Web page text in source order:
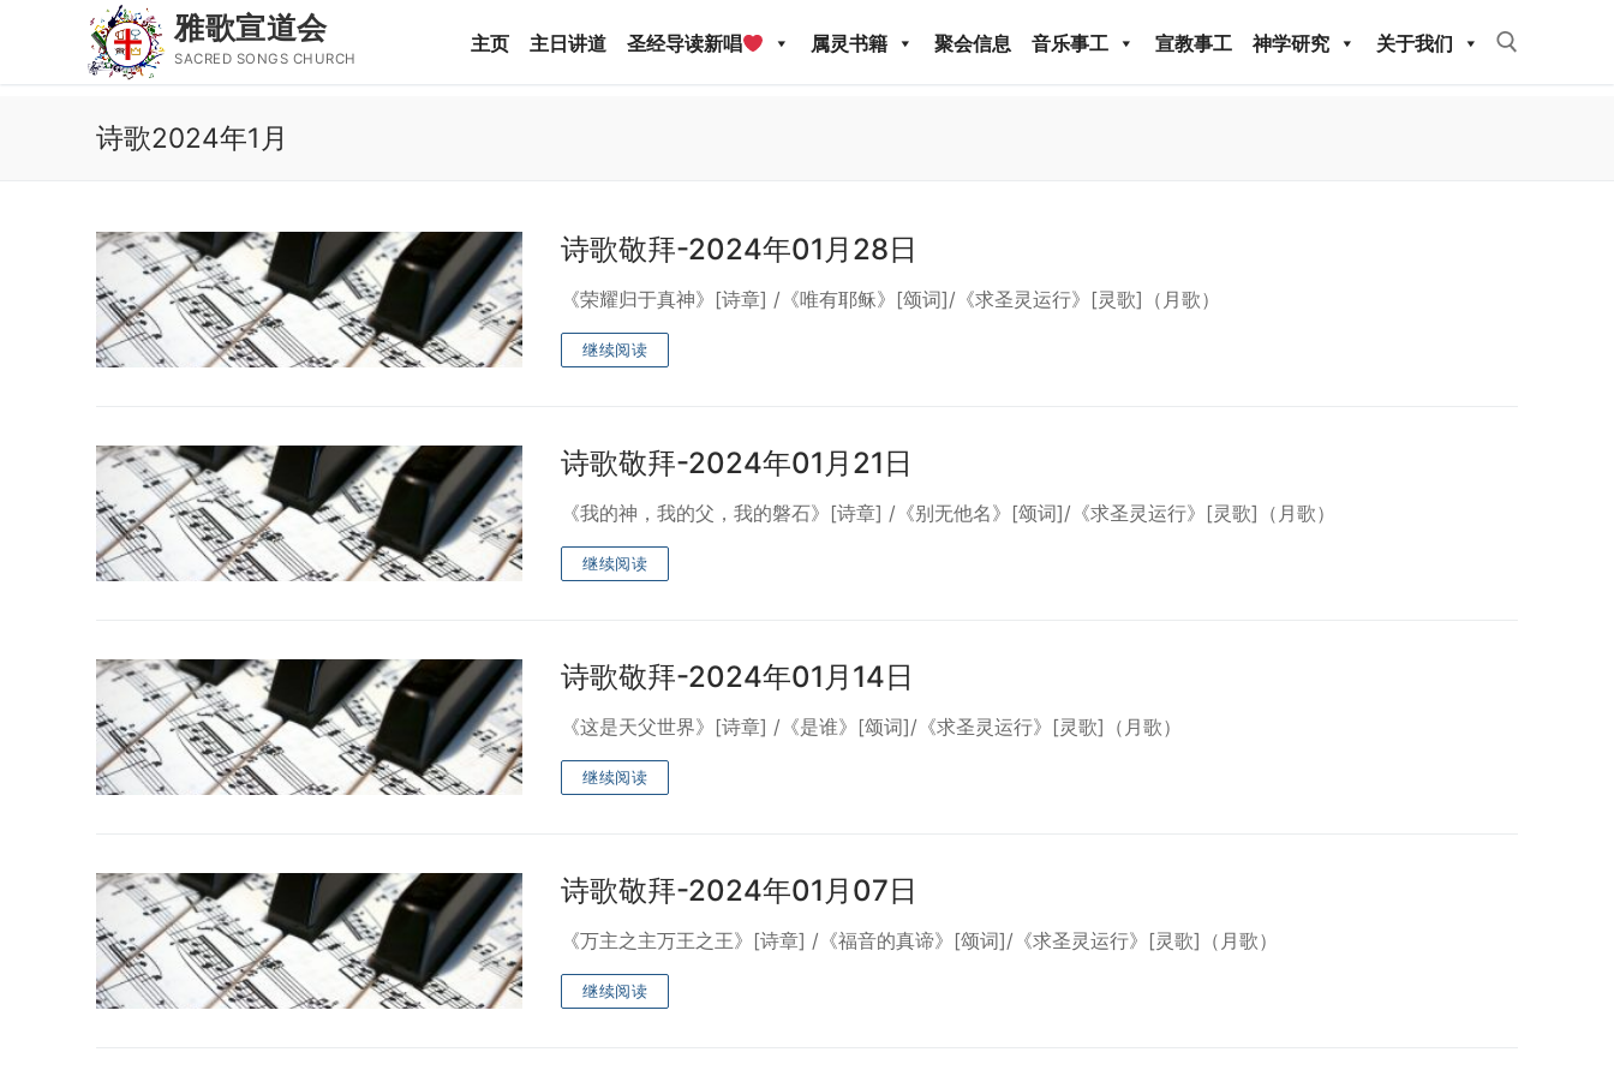
雅歌宣道会
SACRED SONGS CHURCH
主页 主日讲道 圣经导读新唱 属灵书籍 聚会信息 音乐事工 宣教事工 神学研究 关于我们
for:
主页 主日讲道 圣经导读新唱 属灵书籍 聚会信息 音乐事工 宣教事工 神学研究
诗歌2024年1月
诗歌敬拜-2024年01月28日
《荣耀归于真神》[诗章] /《唯有耶稣》[颂词]/《求圣灵运行》[灵歌]（月歌）
继续阅读
诗歌敬拜-2024年01月21日
《我的神，我的父，我的磐石》[诗章] /《别无他名》[颂词]/《求圣灵运行》[灵歌]（月歌）
继续阅读
诗歌敬拜-2024年01月14日
《这是天父世界》[诗章] /《是谁》[颂词]/《求圣灵运行》[灵歌]（月歌）
继续阅读
诗歌敬拜-2024年01月07日
《万主之主万王之王》[诗章] /《福音的真谛》[颂词]/《求圣灵运行》[灵歌]（月歌）
继续阅读